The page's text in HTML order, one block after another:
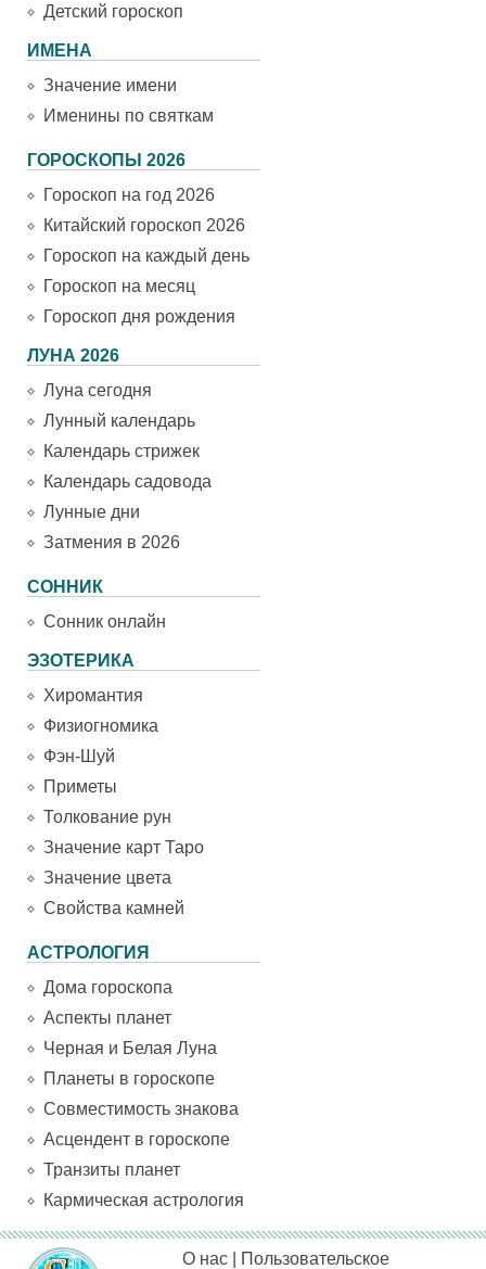
Детский гороскоп
ИМЕНА
Значение имени
Именины по святкам
ГОРОСКОПЫ 2026
Гороскоп на год 2026
Китайский гороскоп 2026
Гороскоп на каждый день
Гороскоп на месяц
Гороскоп дня рождения
ЛУНА 2026
Луна сегодня
Лунный календарь
Календарь стрижек
Календарь садовода
Лунные дни
Затмения в 2026
СОННИК
Сонник онлайн
ЭЗОТЕРИКА
Хиромантия
Физиогномика
Фэн-Шуй
Приметы
Толкование рун
Значение карт Таро
Значение цвета
Свойства камней
АСТРОЛОГИЯ
Дома гороскопа
Аспекты планет
Черная и Белая Луна
Планеты в гороскопе
Совместимость знакова
Асцендент в гороскопе
Транзиты планет
Кармическая астрология
О нас Пользовательское